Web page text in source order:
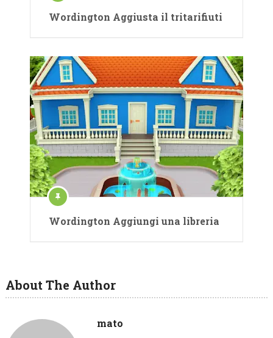
Wordington Aggiusta il tritarifiuti
Wordington Aggiungi una libreria
About The Author
mato